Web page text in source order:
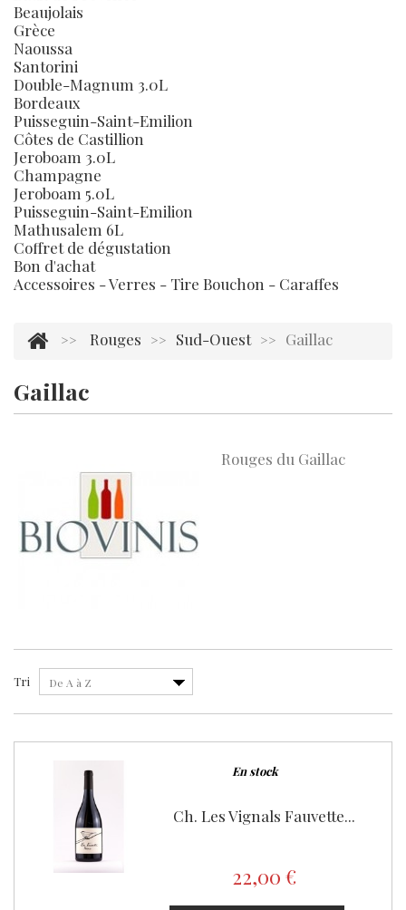
Beaujolais
Grèce
Naoussa
Santorini
Double-Magnum 3.0L
Bordeaux
Puisseguin-Saint-Emilion
Côtes de Castillion
Jeroboam 3.0L
Champagne
Jeroboam 5.0L
Puisseguin-Saint-Emilion
Mathusalem 6L
Coffret de dégustation
Bon d'achat
Accessoires - Verres - Tire Bouchon - Caraffes
>> Rouges >> Sud-Ouest >> Gaillac
Gaillac
Rouges du Gaillac
Tri De A à Z
En stock
Ch. Les Vignals Fauvette...
22,00 €